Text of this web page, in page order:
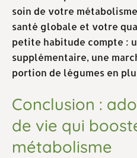
soin de votre
santé globale et votre
petite habitude compte :
supplémentaire, une
portion de légumes en
Conclusion :
de vie qui
métabolisme